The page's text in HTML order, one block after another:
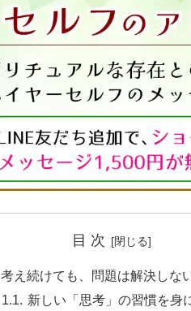
目 次
考え続けても、問題は解決しない
新しい「思考」の習慣を身